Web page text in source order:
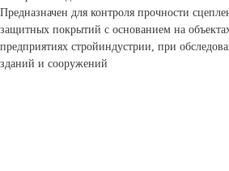
Предназначен для контроля прочности
защитных покрытий с основанием на объектах
предприятиях стройиндустрии, при
зданий и сооружений